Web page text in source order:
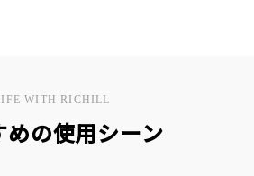
WITH RICHILL
めの使用シーン